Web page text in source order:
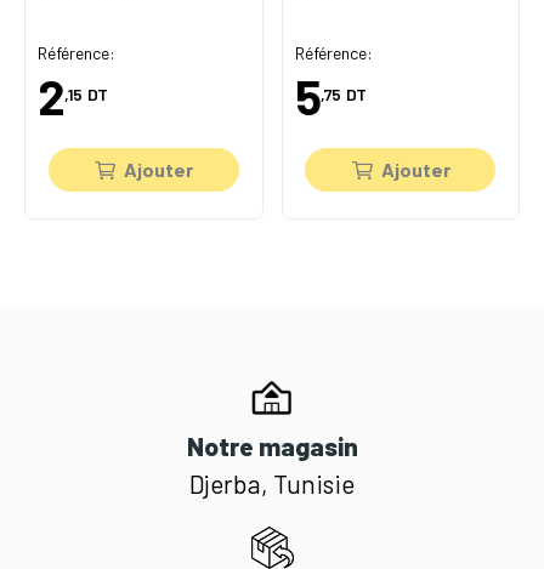
Référence:
2,15 DT
Ajouter
Référence:
5,75 DT
Ajouter
Notre magasin
Djerba, Tunisie